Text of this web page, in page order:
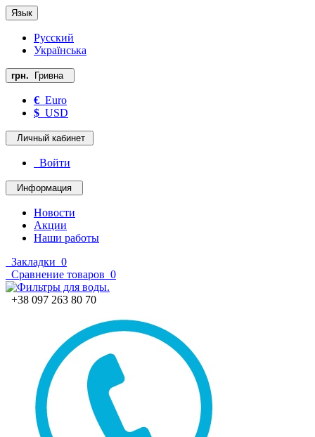
Язык
Русский
Українська
грн. Гривна
€ Euro
$ USD
Личный кабинет
Войти
Информация
Новости
Акции
Наши работы
Закладки 0
Сравнение товаров 0
+38 097 263 80 70